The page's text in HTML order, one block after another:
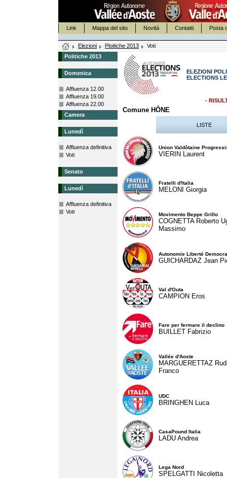
Link Mappa del sito Novità Contatti Posta
Elezioni Ploitiche 2013
Voti
Politiche 2013
Domenica
Affluenza 12.00
Affluenza 19.00
Affluenza 22.00
Camera
Lunedì
Affluenza definitiva
Voti
Senato
Lunedì
Affluenza definitiva
Voti
ELEZIONI
ELECTIONS
-
Comune HÔNE
LISTE
Union Valdôtaine
VIERIN Laurent
Fratelli d'Italia
MELONI Giorgia
Movimento Beppe Grillo
COGNETTA Roberto
Massimo
Autonomie Liberté
GUICHARDAZ Jean
Val d'Outa
CAMPION Eros
Fare per fermare il declino
BUILLET Fabrizio
Vallée d'Aoste
MARGUERETTAZ
Franco
UDC
BRINGHEN Luca
CasaPound Italia
LADU Andrea
Lega Nord
SPELGATTI Nicoletta